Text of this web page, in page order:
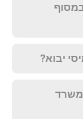
יבוא?
משרד